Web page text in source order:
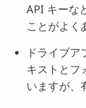
API キーな
ことがよく
ドライブ
キストとフ
いますが、